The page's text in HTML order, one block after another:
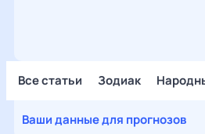
Все статьи Зодиак
Ваши данные для прогнозов